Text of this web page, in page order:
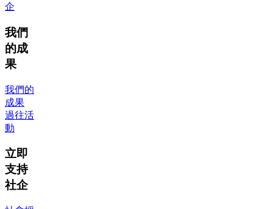
企
我們
的成
果
我們的
成果
過往活
動
立即
支持
社企